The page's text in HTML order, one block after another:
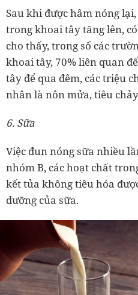
Sau khi được hâm nóng
trong khoai tây tăng lên,
cho thấy, trong số các
khoai tây, 70% liên quan
tây để qua đêm, các triệu
nhân là nôn mửa, tiêu
6. Sữa
Việc đun nóng sữa nhiều
nhóm B, các hoạt chất
kết tủa không tiêu hóa
dưỡng của sữa.